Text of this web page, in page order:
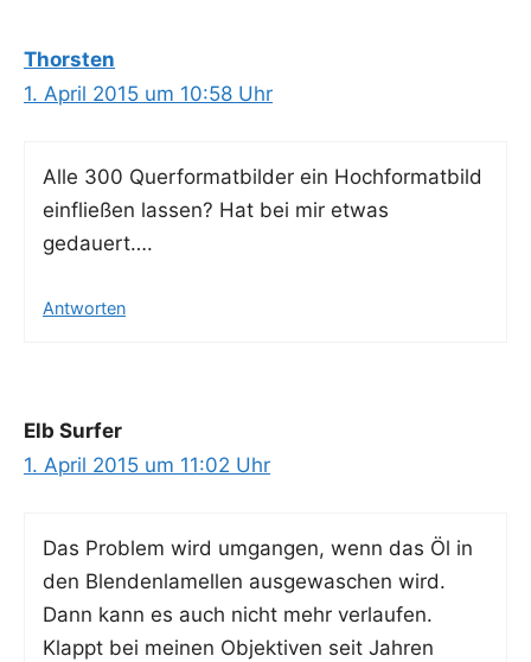
Thorsten
1. April 2015 um 10:58 Uhr
Alle 300 Quer­for­mat­bil­der ein Hoch­for­mat­bild
ein­flie­ßen las­sen? Hat bei mir etwas
gedauert….
Antworten
Elb Surfer
1. April 2015 um 11:02 Uhr
Das Pro­blem wird umgan­gen, wenn das Öl in
den Blen­den­la­mel­len aus­ge­wa­schen wird.
Dann kann es auch nicht mehr ver­lau­fen.
Klappt bei mei­nen Objek­ti­ven seit Jah­ren